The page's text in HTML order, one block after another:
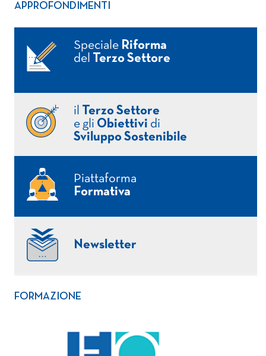
APPROFONDIMENTI
Speciale Riforma
del
Terzo Settore
il
Terzo Settore
e gli Obiettivi di
Sviluppo Sostenibile
Piattaforma
Formativa
Newsletter
FORMAZIONE